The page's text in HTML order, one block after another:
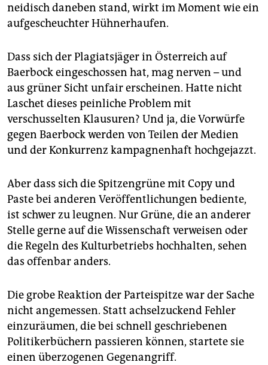
neidisch daneben stand, wirkt im Moment wie ein
aufgescheuchter Hühnerhaufen.
Dass sich der Plagiatsjäger in Österreich auf
Baerbock eingeschossen hat, mag nerven – und
aus grüner Sicht unfair erscheinen. Hatte nicht
Laschet dieses peinliche Problem mit
verschusselten Klausuren? Und ja, die Vorwürfe
gegen Baerbock werden von Teilen der Medien
und der Konkurrenz kampagnenhaft hochgejazzt.
Aber dass sich die Spitzengrüne mit Copy und
Paste bei anderen Veröffentlichungen bediente,
ist schwer zu leugnen. Nur Grüne, die an anderer
Stelle gerne auf die Wissenschaft verweisen oder
die Regeln des Kulturbetriebs hochhalten, sehen
das offenbar anders.
Die grobe Reaktion der Parteispitze war der Sache
nicht angemessen. Statt achselzuckend Fehler
einzuräumen, die bei schnell geschriebenen
Politikerbüchern passieren können, startete sie
einen überzogenen Gegenangriff.